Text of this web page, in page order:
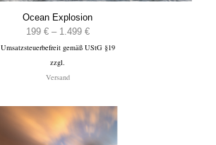
Ocean Explosion
199 € – 1.499 €Preisspanne:
199 €
Umsatzsteuerbefreit gemäß UStG §19
zzgl.
Versand